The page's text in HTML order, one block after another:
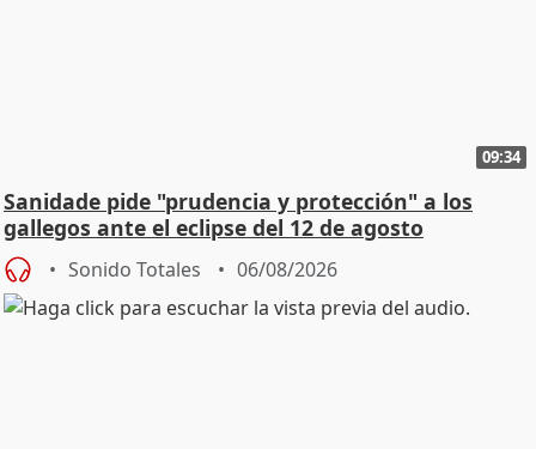
09:34
Sanidade pide "prudencia y protección" a los
gallegos ante el eclipse del 12 de agosto
Sonido Totales 06/08/2026